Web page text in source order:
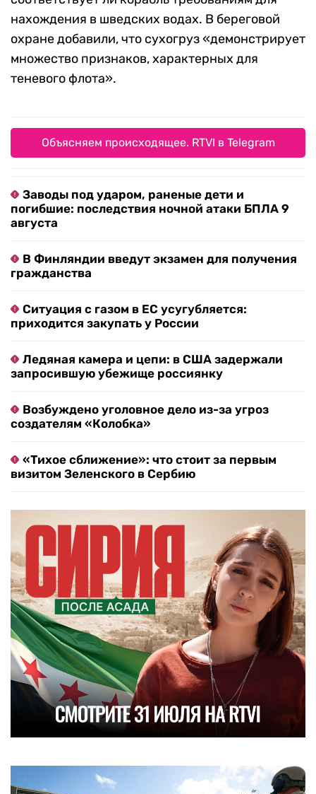
нахождения в шведских водах. В береговой
охране добавили, что сухогруз «демонстрирует
множество признаков, характерных для
теневого флота».
Объясняем происходящее. RTVI в Telegram
Заводы под ударом, раненые дети и
погибшие: последствия ночной атаки БПЛА 9
августа
В Финляндии введут экзамен для получения
гражданства
Ситуация с газом в ЕС усугубляется:
приходится закупать у России
Ледяная камера и цепи: в США задержали
запросившую убежище россиянку
Возбуждено уголовное дело из-за угроз
создателям «Колобка»
«Тихое сближение»: что стоит за первым
визитом Зеленского в Сербию